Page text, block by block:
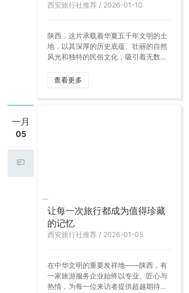
大地的理想伙伴
西安旅行社推荐 / 2026-01-10
陕西，这片承载着华夏五千年文明的土
地，以其深厚的历史底蕴、壮丽的自然
风光和独特的民俗文化，吸引着无数旅
华山的险峻，还是古城墙的厚重、陕北
风情的淳朴，都值得您亲身体验。在众
查看更多
一月
05
让每一次旅行都成为值得珍藏
的记忆
西安旅行社推荐 / 2026-01-05
在中华文明的重要发祥地——陕西，有
一家旅游服务企业始终以专业、匠心与
热情，为每一位来访者提供超越期待的